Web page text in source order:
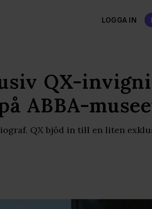
LOGGA IN
QX-
ABBA-
QX bjöd in till en liten